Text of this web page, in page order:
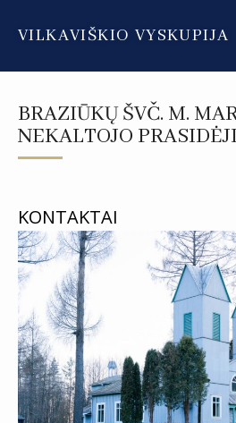
VILKAVIŠKIO VYSKUPIJA
DVASININKAI
PAŠVĘSTAS GYVENIMAS
EN SUMMARY
BRAZIŪKŲ ŠVČ. M.
NEKALTOJO
KONTAKTAI